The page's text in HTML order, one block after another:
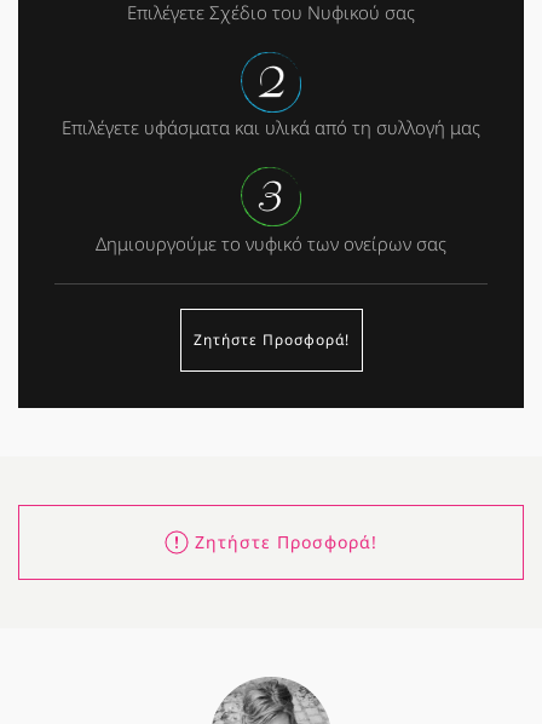
Επιλέγετε Σχέδιο του Νυφικού σας
Επιλέγετε υφάσματα και υλικά από τη συλλογή μας
Δημιουργούμε το νυφικό των ονείρων σας
Ζητήστε Προσφορά!
Ζητήστε Προσφορά!